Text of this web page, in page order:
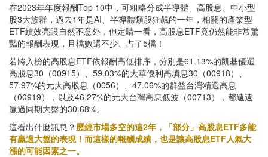
在2023年年度報酬Top 10中，可粗略分成半導體、高股息、中小型
股3大族群，過去1年是AI、半導體類股狂飆的一年，相關的產業型
ETF績效亮眼自然不意外，但定睛一看，高股息ETF竟仍然能非常驚
豔的報酬表現，且檔數還不少、占了5檔！
若將入榜的高股息ETF依報酬高低排序，分別是61.13%的凱基優選
高股息30（00915）、59.03%的大華優利高填息30（00918）、
57.97%的元大高股息（0056）、47.06%的群益台灣精選高息
（00919），以及46.27%的元大台灣高息低波（00713），都遠遠
贏過同期大盤的30.68%。
這看出什麼訊息？ 歷經市場多空的這2年，「部分」高股息ETF多能
有贏過大盤的表現！而這樣的報酬成績，也是讓高股息ETF人氣大
漲的可能因素之一。